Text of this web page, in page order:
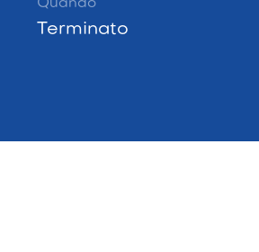
Quando
Terminato